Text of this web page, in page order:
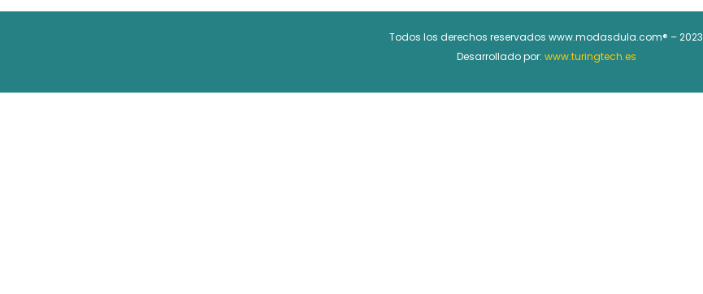
Todos los derechos reservados www.modasdula.com® – 2023
Desarrollado por: www.turingtech.es